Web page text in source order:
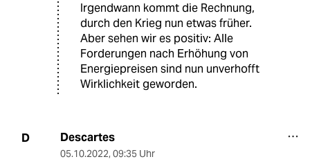
Irgendwann kommt die Rechnung,
durch den Krieg nun etwas früher.
Aber sehen wir es positiv: Alle
Forderungen nach Erhöhung von
Energiepreisen sind nun unverhofft
Wirklichkeit geworden.
D Descartes
05.10.2022, 09:35 Uhr